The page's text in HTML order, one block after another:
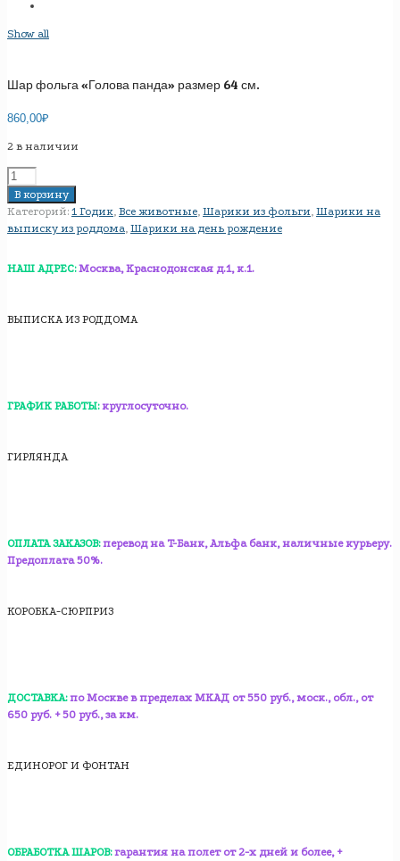
Show all
Шар фольга «Голова панда» размер 64 см.
860,00₽
2 в наличии
Количество
товара
Шар
фольга
размер
В корзину
Категорий: 1 Годик, Все животные, Шарики из фольги, Шарики на
выписку из роддома, Шарики на день рождение
НАШ АДРЕС: Москва, Краснодонская д.1, к.1.
ВЫПИСКА ИЗ РОДДОМА
ГРАФИК РАБОТЫ: круглосуточно.
ГИРЛЯНДА
ОПЛАТА ЗАКАЗОВ: перевод на T-Банк, Альфа банк, наличные курьеру.
Предоплата 50%.
КОРОБКА-СЮРПРИЗ
ДОСТАВКА: по Москве в пределах МКАД от 550 руб., моск., обл., от
650 руб. + 50 руб., за км.
ЕДИНОРОГ И ФОНТАН
ОБРАБОТКА ШАРОВ: гарантия на полет от 2-х дней и более, +